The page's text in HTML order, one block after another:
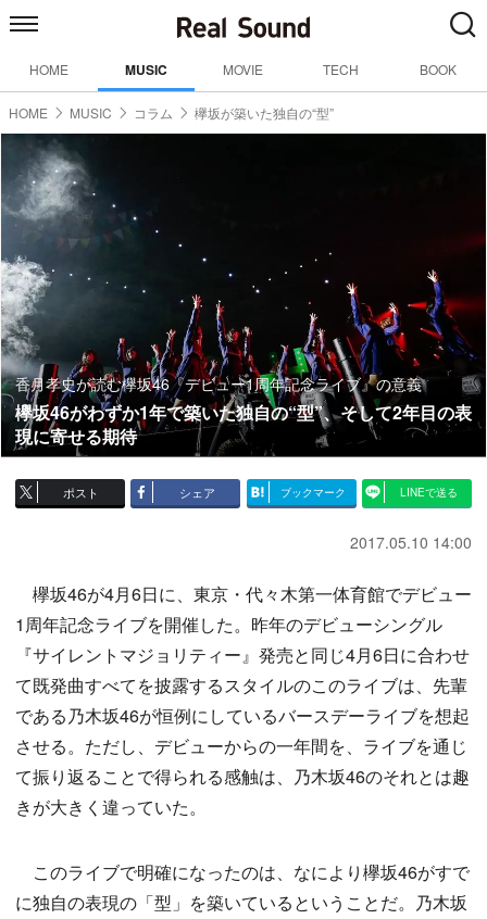
HOME MUSIC MOVIE TECH BOOK
HOME MUSIC コラム 欅坂が築いた独自の“型”
香月孝史が読む欅坂46『デビュー1周年記念ライブ』の意義
欅坂46がわずか1年で築いた独自の“型”、そして2年目の表
現に寄せる期待
ポスト シェア ブックマーク LINEで送る
2017.05.10 14:00
欅坂46が4月6日に、東京・代々木第一体育館でデビュー
1周年記念ライブを開催した。昨年のデビューシングル
『サイレントマジョリティー』発売と同じ4月6日に合わせ
て既発曲すべてを披露するスタイルのこのライブは、先輩
である乃木坂46が恒例にしているバースデーライブを想起
させる。ただし、デビューからの一年間を、ライブを通じ
て振り返ることで得られる感触は、乃木坂46のそれとは趣
きが大きく違っていた。
このライブで明確になったのは、なにより欅坂46がすで
に独自の表現の「型」を築いているということだ。乃木坂